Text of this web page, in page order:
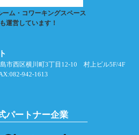
ーム・コワーキングスペース
も運営しています！
市西区横川町3丁目12-10 村上ビル5F/4F
942-1613
パートナー企業